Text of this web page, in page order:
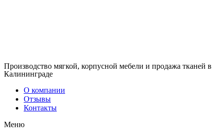
Производство мягкой, корпусной мебели и продажа тканей в
Калининграде
О компании
Отзывы
Контакты
Меню